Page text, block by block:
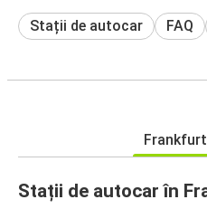
Stații de autocar FAQ
Frankfurt
Stații de autocar în